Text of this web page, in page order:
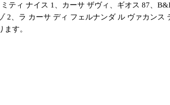
ティ ナイス 1、カーサ ザヴィ、ギオス 87、
、ラ カーサ ディ フェルナンダ ル ヴァカンス
す。